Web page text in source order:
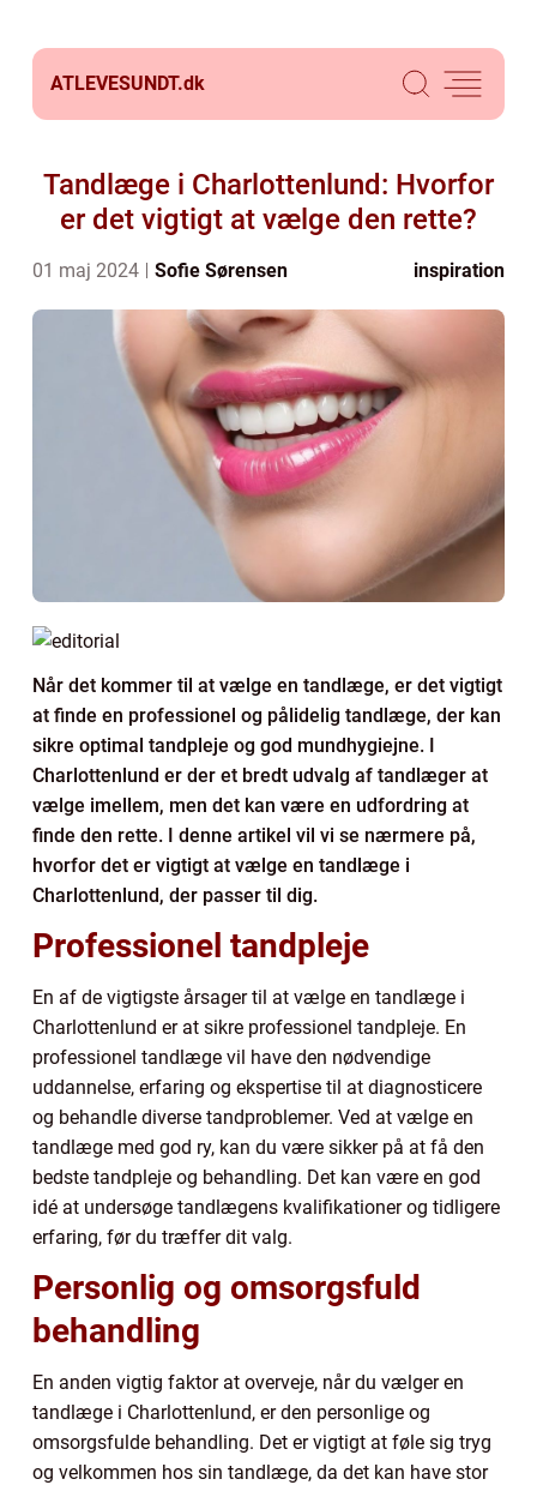
ATLEVESUNDT.dk
Tandlæge i Charlottenlund: Hvorfor
er det vigtigt at vælge den rette?
01 maj 2024 Sofie Sørensen inspiration
Når det kommer til at vælge en tandlæge, er det vigtigt
at finde en professionel og pålidelig tandlæge, der kan
sikre optimal tandpleje og god mundhygiejne. I
Charlottenlund er der et bredt udvalg af tandlæger at
vælge imellem, men det kan være en udfordring at
finde den rette. I denne artikel vil vi se nærmere på,
hvorfor det er vigtigt at vælge en tandlæge i
Charlottenlund, der passer til dig.
Professionel tandpleje
En af de vigtigste årsager til at vælge en tandlæge i
Charlottenlund er at sikre professionel tandpleje. En
professionel tandlæge vil have den nødvendige
uddannelse, erfaring og ekspertise til at diagnosticere
og behandle diverse tandproblemer. Ved at vælge en
tandlæge med god ry, kan du være sikker på at få den
bedste tandpleje og behandling. Det kan være en god
idé at undersøge tandlægens kvalifikationer og tidligere
erfaring, før du træffer dit valg.
Personlig og omsorgsfuld
behandling
En anden vigtig faktor at overveje, når du vælger en
tandlæge i Charlottenlund, er den personlige og
omsorgsfulde behandling. Det er vigtigt at føle sig tryg
og velkommen hos sin tandlæge, da det kan have stor